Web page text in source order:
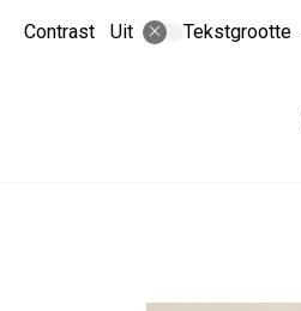
Contrast Uit Tekstgrootte